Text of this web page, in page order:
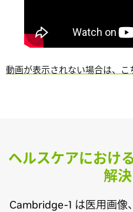
動画が表示されない場合は、こ
ヘルスケアにおけ
解
Cambridge-1 は医用画像